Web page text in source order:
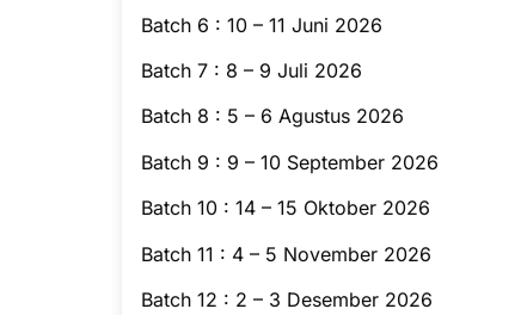
Batch 6 : 10 – 11 Juni 2026
Batch 7 : 8 – 9 Juli 2026
Batch 8 : 5 – 6 Agustus 2026
Batch 9 : 9 – 10 September 2026
Batch 10 : 14 – 15 Oktober 2026
Batch 11 : 4 – 5 November 2026
Batch 12 : 2 – 3 Desember 2026